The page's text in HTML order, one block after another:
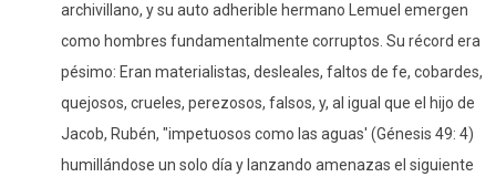
archivillano, y su auto adherible hermano Lemuel emergen
como hombres fundamentalmente corruptos. Su récord era
pésimo: Eran materialistas, desleales, faltos de fe, cobardes,
quejosos, crueles, perezosos, falsos, y, al igual que el hijo de
Jacob, Rubén, "impetuosos como las aguas' (Génesis 49: 4)
humillándose un solo día y lanzando amenazas el siguiente